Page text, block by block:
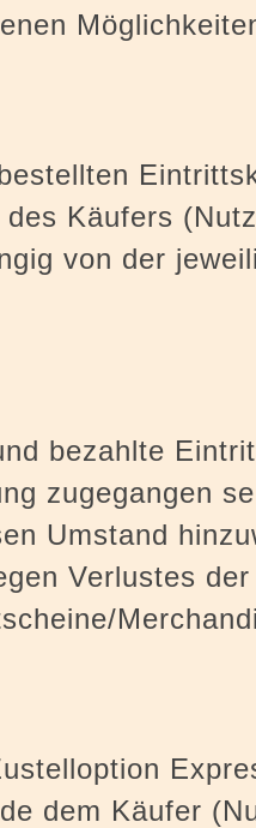
Käufers
von der
bezahlte
zugegangen
Umstand
Verlustes der
dem Käufer